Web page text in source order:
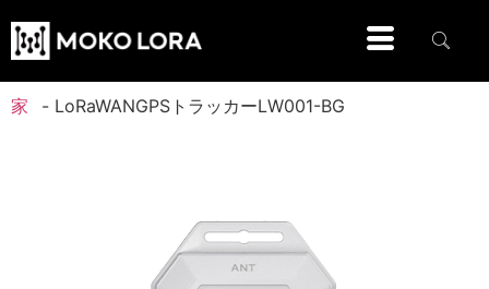
家 - LoRaWANGPSトラッカーLW001-BG